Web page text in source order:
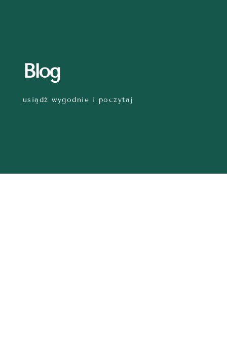
Blog
usiądź wygodnie i poczytaj